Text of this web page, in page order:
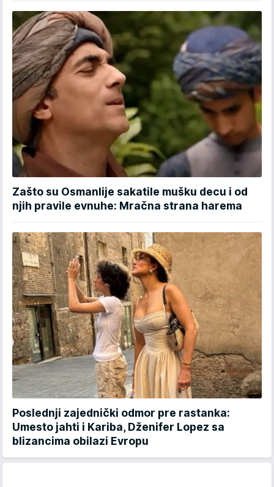
Zašto su Osmanlije sakatile mušku decu i od
njih pravile evnuhe: Mračna strana harema
Poslednji zajednički odmor pre rastanka:
Umesto jahti i Kariba, Dženifer Lopez sa
blizancima obilazi Evropu